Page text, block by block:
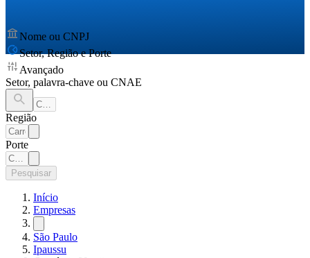
Nome ou CNPJ
Setor, Região e Porte
Avançado
Setor, palavra-chave ou CNAE
Região
Porte
Pesquisar
Início
Empresas
São Paulo
Ipaussu